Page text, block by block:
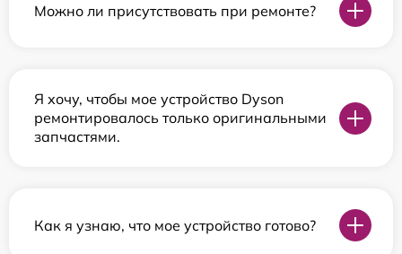
Можно ли присутствовать при ремонте?
Я хочу, чтобы мое устройство Dyson
ремонтировалось только оригинальными
запчастями.
Как я узнаю, что мое устройство готово?